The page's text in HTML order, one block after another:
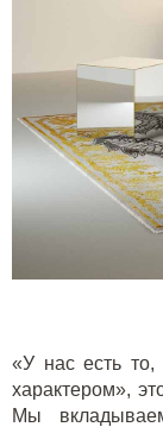
«У нас есть
характером»,
Мы